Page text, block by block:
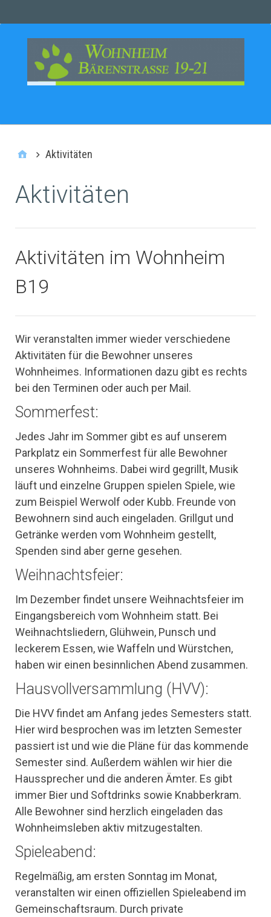
Aktivitäten
Aktivitäten
Aktivitäten im Wohnheim
B19
Wir veranstalten immer wieder verschiedene
Aktivitäten für die Bewohner unseres
Wohnheimes. Informationen dazu gibt es rechts
bei den Terminen oder auch per Mail.
Sommerfest:
Jedes Jahr im Sommer gibt es auf unserem
Parkplatz ein Sommerfest für alle Bewohner
unseres Wohnheims. Dabei wird gegrillt, Musik
läuft und einzelne Gruppen spielen Spiele, wie
zum Beispiel Werwolf oder Kubb. Freunde von
Bewohnern sind auch eingeladen. Grillgut und
Getränke werden vom Wohnheim gestellt,
Spenden sind aber gerne gesehen.
Weihnachtsfeier:
Im Dezember findet unsere Weihnachtsfeier im
Eingangsbereich vom Wohnheim statt. Bei
Weihnachtsliedern, Glühwein, Punsch und
leckerem Essen, wie Waffeln und Würstchen,
haben wir einen besinnlichen Abend zusammen.
Hausvollversammlung (HVV):
Die HVV findet am Anfang jedes Semesters statt.
Hier wird besprochen was im letzten Semester
passiert ist und wie die Pläne für das kommende
Semester sind. Außerdem wählen wir hier die
Haussprecher und die anderen Ämter. Es gibt
immer Bier und Softdrinks sowie Knabberkram.
Alle Bewohner sind herzlich eingeladen das
Wohnheimsleben aktiv mitzugestalten.
Spieleabend:
Regelmäßig, am ersten Sonntag im Monat,
veranstalten wir einen offiziellen Spieleabend im
Gemeinschaftsraum. Durch private